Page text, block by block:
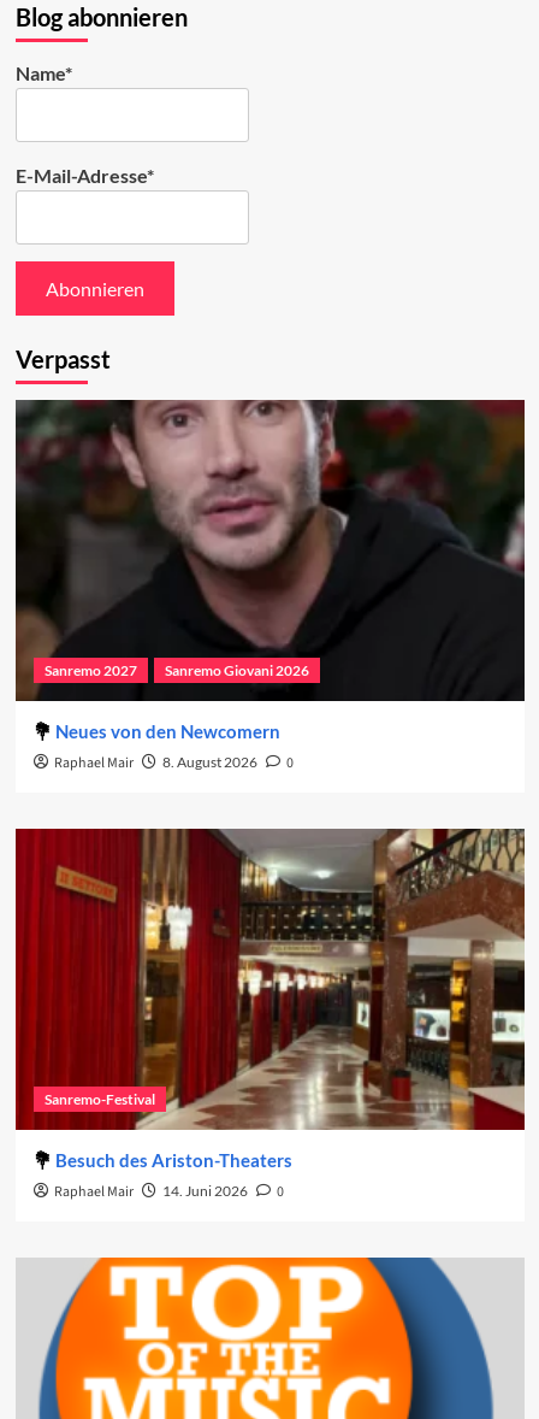
ansehen
Blog abonnieren
Name*
E-Mail-Adresse*
Verpasst
Sanremo 2027 Sanremo Giovani 2026
Neues von den Newcomern
Raphael Mair 8. August 2026 0
Sanremo-Festival
Besuch des Ariston-Theaters
Raphael Mair 14. Juni 2026 0